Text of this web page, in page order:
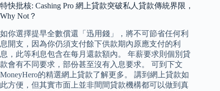
特快批核: Cashing Pro 網上貸款突破私人貸款傳統界限，
Why Not？
如你選擇提早全數償還「迅用錢」，將不可節省任何利
息開支，因為你仍須支付餘下供款期內原應支付的利
息，此等利息包含在每月還款額內。 年薪要求則個別貸
款會有不同要求，部份甚至沒有入息要求。 可到下文
MoneyHero的精選網上貸款了解更多。 講到網上貸款如
此方便，但其實市面上並非間間貸款機構都可以做到真